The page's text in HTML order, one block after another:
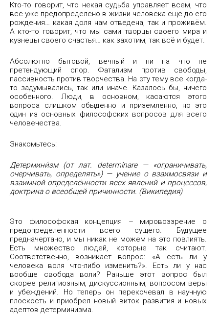
Кто-то говорит, что некая судьба управляет всем, что
всё уже предопределено в жизни человека ещё до его
рождения… какая доля нам отведена, так и проживём.
А кто-то говорит, что мы сами творцы своего мира и
кузнецы своего счастья… как захотим, так всё и будет.
Абсолютно бытовой, вечный и ни на что не
претендующий спор. Фатализм против свободы,
пассивность против творчества. На эту тему все когда-
то задумывались, так или иначе. Казалось бы, ничего
особенного. Люди, в основном, касаются этого
вопроса слишком обыденно и приземленно, но это
один из основных философских вопросов для всего
человечества.
Знакомьтесь:
Детермини́зм (от лат. determinare — «ограничивать,
очерчивать, определять») — учение о взаимосвязи и
взаимной определённости всех явлений и процессов,
доктрина о всеобщей причинности. (Википедия)
Это философская концепция – мировоззрение о
предопределенности всего сущего. Будущее
предначертано, и мы никак не можем на это повлиять.
Есть множество людей, которые так считают.
Соответственно, возникает вопрос: «А есть ли у
человека воля что-либо изменить?». Есть ли у нас
вообще свобода воли? Раньше этот вопрос был
скорее религиозным, дискуссионным, вопросом веры
и убеждений. Но теперь он перекочевал в научную
плоскость и приобрел новый виток развития и новых
адептов детерминизма.